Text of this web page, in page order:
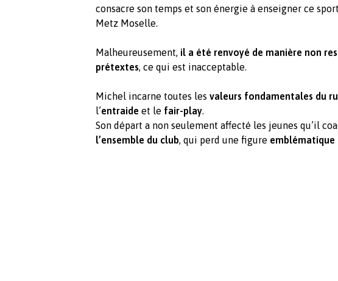
consacre son temps et son énergie à enseigner ce
Metz Moselle.
Malheureusement, il a été renvoyé de manière non
prétextes, ce qui est inacceptable.
Michel incarne toutes les valeurs fondamentales du
l’entraide et le fair-play.
Son départ a non seulement affecté les jeunes qu’il
l’ensemble du club, qui perd une figure